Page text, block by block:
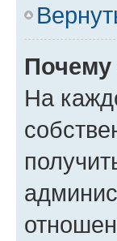
Почему
На